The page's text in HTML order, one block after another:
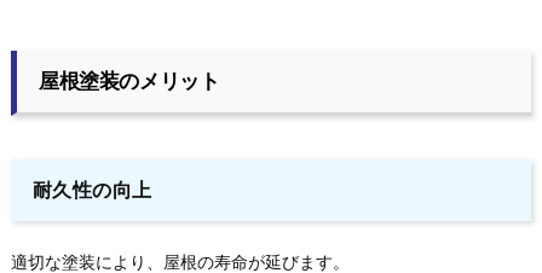
屋根塗装のメリット
耐久性の向上
適切な塗装により、屋根の寿命が延びます。